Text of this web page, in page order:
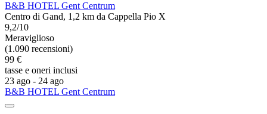
B&B HOTEL Gent Centrum
Centro di Gand, 1,2 km da Cappella Pio X
9,2/10
Meraviglioso
(1.090 recensioni)
99 €
tasse e oneri inclusi
23 ago - 24 ago
B&B HOTEL Gent Centrum